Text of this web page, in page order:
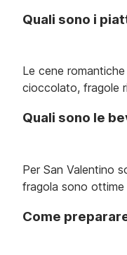
Quali sono i
Le cene
cioccolato, fragole
Quali sono le
Per San Valentino
fragola sono ottime
Come